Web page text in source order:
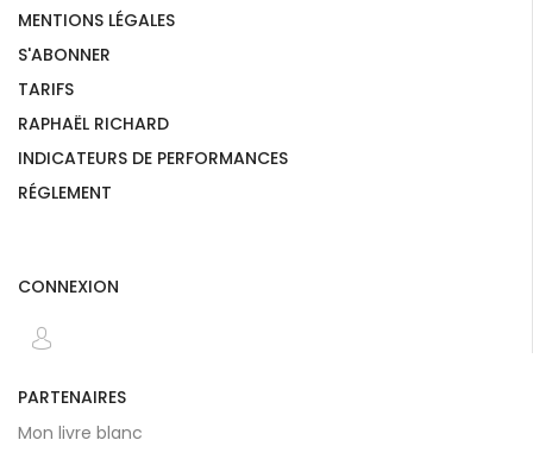
MENTIONS LÉGALES
S'ABONNER
TARIFS
RAPHAËL RICHARD
INDICATEURS DE PERFORMANCES
RÉGLEMENT
CONNEXION
PARTENAIRES
Mon livre blanc